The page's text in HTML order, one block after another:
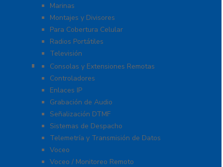
Marinas
Montajes y Divisores
Para Cobertura Celular
Radios Portátiles
Televisión
Aplicaciones y Soluciones
Consolas y Extensiones Remotas
Controladores
Enlaces IP
Grabación de Audio
Señalización DTMF
Sistemas de Despacho
Telemetría y Transmisión de Datos
Voceo
Voceo / Monitoreo Remoto